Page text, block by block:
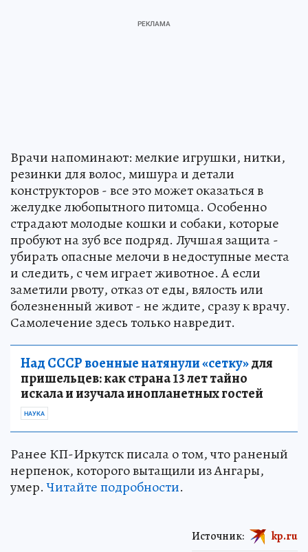
Врачи напоминают: мелкие игрушки, нитки,
резинки для волос, мишура и детали
конструкторов - все это может оказаться в
желудке любопытного питомца. Особенно
страдают молодые кошки и собаки, которые
пробуют на зуб все подряд. Лучшая защита -
убирать опасные мелочи в недоступные места
и следить, с чем играет животное. А если
заметили рвоту, отказ от еды, вялость или
болезненный живот - не ждите, сразу к врачу.
Самолечение здесь только навредит.
Над СССР военные натянули «сетку»для
пришельцев: как страна 13 лет тайно
искала и изучала инопланетных гостей
НАУКА
Ранее КП-Иркутск писала о том, что раненый
нерпенок, которого вытащили из Ангары,
умер.Читайте подробности.
Источник: kp.ru